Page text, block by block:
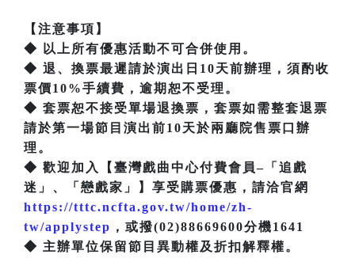
【注意事項】
◆ 以上所有優惠活動不可合併使用。
◆ 退、換票最遲請於演出日10天前辦理，須酌收
票價10%手續費，逾期恕不受理。
◆ 套票恕不接受單場退換票，套票如需整套退票
請於第一場節目演出前10天於兩廳院售票口辦
理。
◆ 歡迎加入【臺灣戲曲中心付費會員–「追戲
迷」、「戀戲家」】享受購票優惠，請洽官網
https://tttc.ncfta.gov.tw/home/zh-
tw/applystep ，或撥(02)88669600分機1641
◆ 主辦單位保留節目異動權及折扣解釋權。